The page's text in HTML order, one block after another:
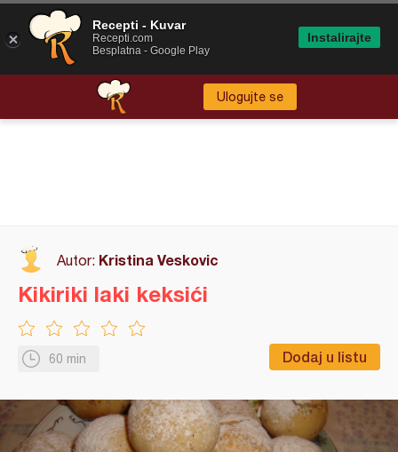
Ulogujte se
Autor: Kristina Veskovic
60 min Dodaj u listu
Kikiriki laki keksići
Recepti - Kuvar
Recepti.com
Besplatna - Google Play
Instalirajte